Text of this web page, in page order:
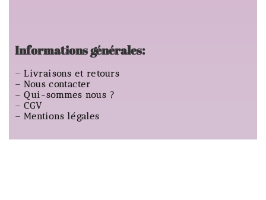
Informations générales:
–Livraisons et retours
–Nous contacter
–Qui-sommes nous ?
–CGV
–Mentions légales